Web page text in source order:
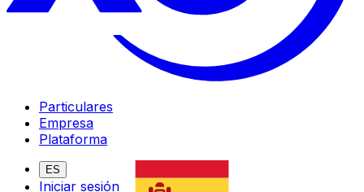
Particulares
Empresa
Plataforma
ES
Iniciar sesión